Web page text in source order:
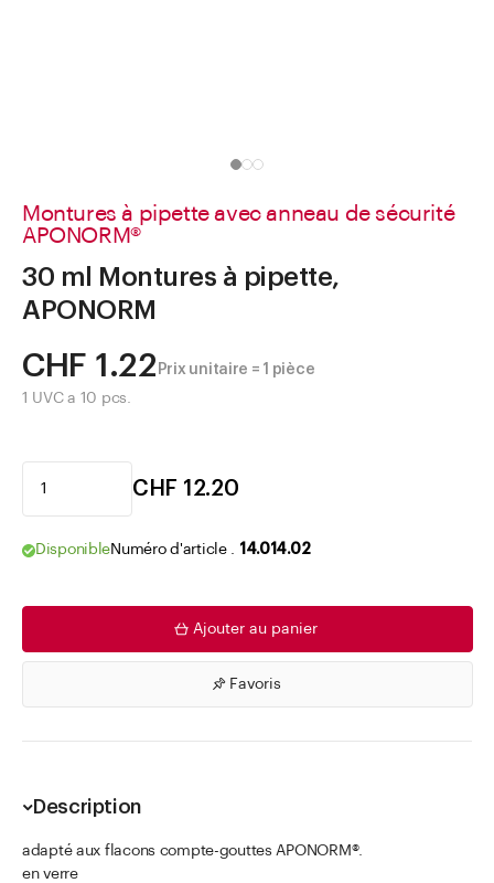
Montures à pipette avec anneau de sécurité
APONORM®
30 ml Montures à pipette,
APONORM
CHF 1.22 Prix unitaire = 1 pièce
1 UVC a 10 pcs.
CHF 12.20
DisponibleNuméro d'article . 14.014.02
Ajouter au panier
Favoris
Description
adapté aux flacons compte-gouttes APONORM®.
en verre